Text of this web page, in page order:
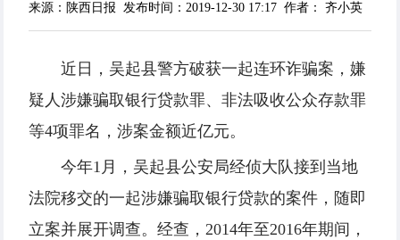
来源：陕西日报 发布时间：2019-12-30 17:17 作者： 齐小英
近日，吴起县警方破获一起连环诈骗案，嫌
疑人涉嫌骗取银行贷款罪、非法吸收公众存款罪
等4项罪名，涉案金额近亿元。
今年1月，吴起县公安局经侦大队接到当地
法院移交的一起涉嫌骗取银行贷款的案件，随即
立案并展开调查。经查，2014年至2016年期间，